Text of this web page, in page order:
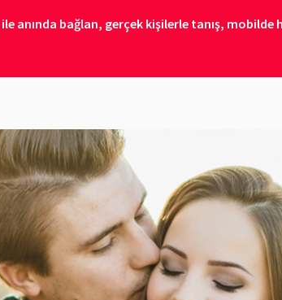
bağlan, gerçek kişilerle tanış, mobilde